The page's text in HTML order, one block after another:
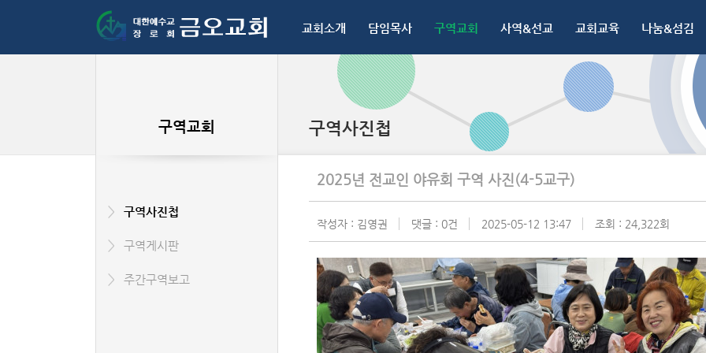
교회소개 담임목사 구역교회 사역&선교 교회교육 나눔&섬김
구역교회
구역사진첩
구역게시판
주간구역보고
구역사진첩
2025년 전교인 야유회 구역 사진(4-5교구)
작성자 : 김영권 댓글 : 0건 2025-05-12 13:47 조회 : 24,322회